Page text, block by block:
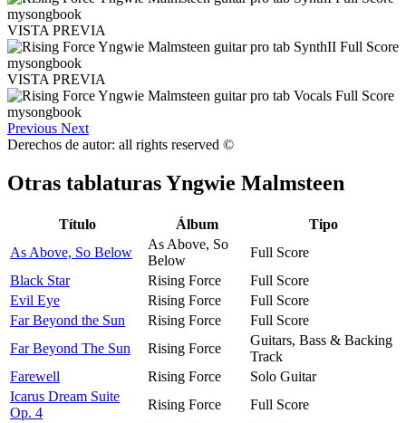
VISTA PREVIA
VISTA PREVIA
Previous Next
Derechos de autor: all rights reserved ©
Otras tablaturasYngwie Malmsteen
Título Álbum
Tipo
As Above, So Below
As Above, So
Below
Full Score
Black Star
Rising Force
Full Score
Evil Eye
Rising Force
Full Score
Far Beyond the Sun
Rising Force
Full Score
Far Beyond The Sun
Rising Force
Guitars, Bass & Backing
Track
Farewell
Rising Force
Solo Guitar
Icarus Dream Suite
Op. 4
Rising Force
Full Score